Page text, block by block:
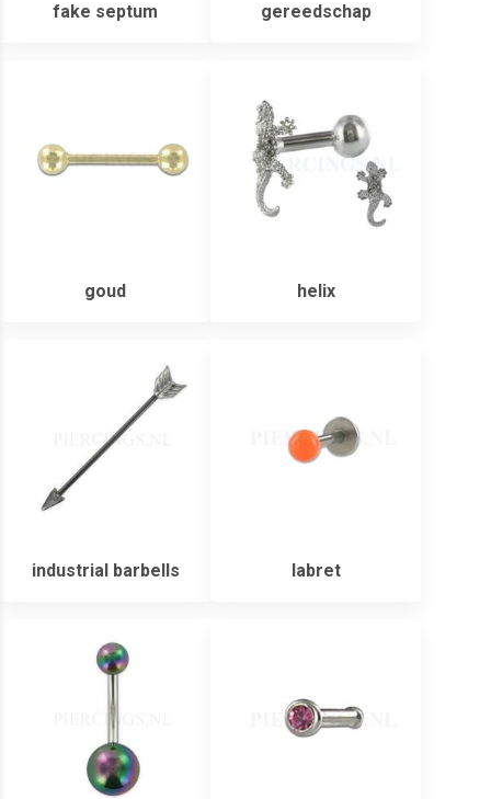
fake septum gereedschap
goud helix
industrial barbells labret